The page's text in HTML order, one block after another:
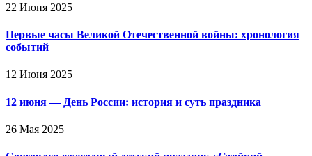
22 Июня 2025
Первые часы Великой Отечественной войны: хронология
событий
12 Июня 2025
12 июня — День России: история и суть праздника
26 Мая 2025